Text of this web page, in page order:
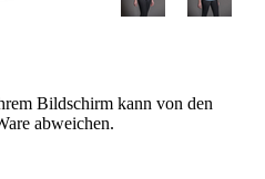
Bildschirm kann von den
abweichen.